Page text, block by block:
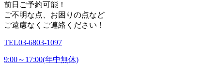
前日ご予約可能！
ご不明な点、お困りの点など
ご遠慮なくご連絡ください！
TEL03-6803-1097
9:00～17:00(年中無休)